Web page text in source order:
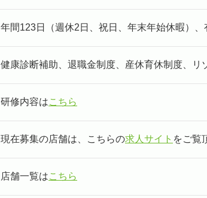
年間123日（週休2日、祝日、年末年始休暇）
健康診断補助、退職金制度、産休育休制度、
研修内容はこちら
現在募集の店舗は、こちらの求人サイト をご覧
店舗一覧はこちら